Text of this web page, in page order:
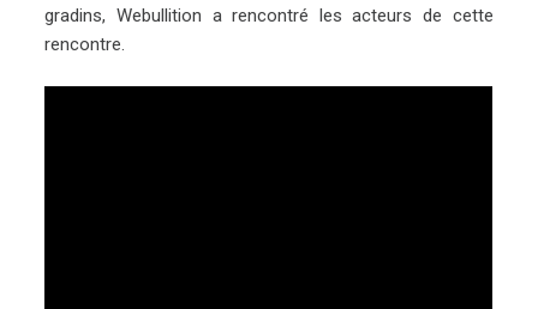
gradins, Webullition a rencontré les acteurs de cette
rencontre.